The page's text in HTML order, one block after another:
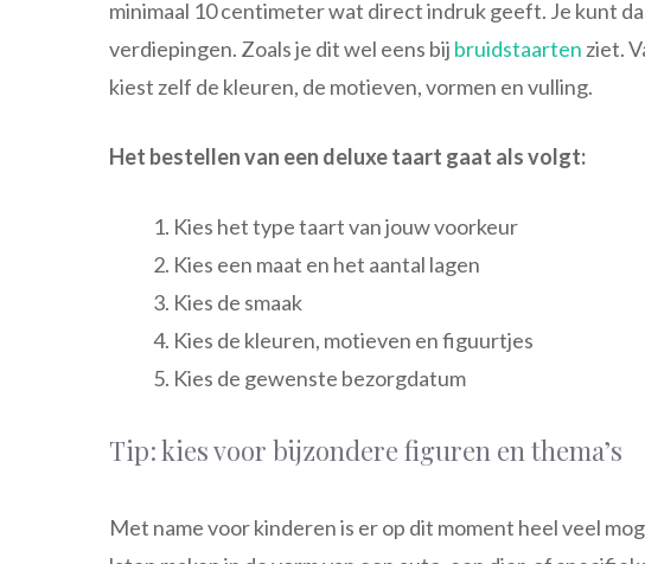
minimaal 10 centimeter wat direct indruk geeft. Je kunt
verdiepingen. Zoals je dit wel eens bij bruidstaartenziet.
kiest zelf de kleuren, de motieven, vormen en vulling.
Het bestellen van een deluxe taart gaat als volgt:
Kies het type taart van jouw voorkeur
Kies een maat en het aantal lagen
Kies de smaak
Kies de kleuren, motieven en figuurtjes
Kies de gewenste bezorgdatum
Tip: kies voor bijzondere figuren en thema’s
Met name voor kinderen is er op dit moment heel veel